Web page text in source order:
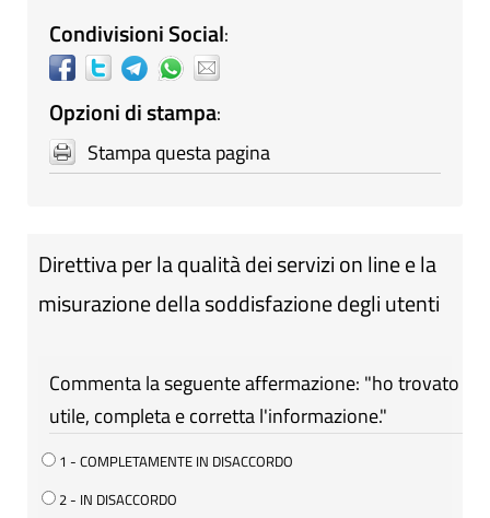
Condivisioni Social:
Opzioni di stampa:
Stampa questa pagina
Direttiva per la qualità dei servizi on line e la
misurazione della soddisfazione degli utenti
Commenta la seguente affermazione: "ho trovato
utile, completa e corretta l'informazione."
1 - COMPLETAMENTE IN DISACCORDO
2 - IN DISACCORDO